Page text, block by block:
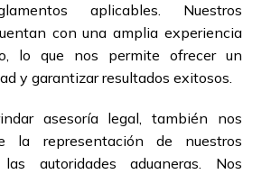
aplicables. Nuestros
con una amplia experiencia
lo que nos permite ofrecer un
y garantizar resultados exitosos.
asesoría legal, también nos
la representación de nuestros
autoridades aduaneras. Nos